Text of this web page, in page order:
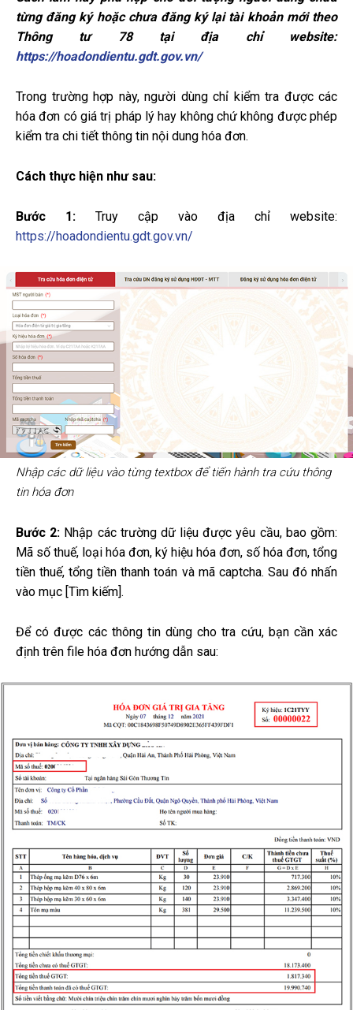
từng đăng ký hoặc chưa đăng ký lại tài khoản mới theo
Thông tư 78 tại địa chỉ website:
https://hoadondientu.gdt.gov.vn/
Trong trường hợp này, người dùng chỉ kiểm tra được các
hóa đơn có giá trị pháp lý hay không chứ không được phép
kiểm tra chi tiết thông tin nội dung hóa đơn.
Cách thực hiện như sau:
Bước 1: Truy cập vào địa chỉ website:
https://hoadondientu.gdt.gov.vn/
Nhập các dữ liệu vào từng textbox để tiến hành tra cứu thông
tin hóa đơn
Bước 2: Nhập các trường dữ liệu được yêu cầu, bao gồm:
Mã số thuế, loại hóa đơn, ký hiệu hóa đơn, số hóa đơn, tổng
tiền thuế, tổng tiền thanh toán và mã captcha. Sau đó nhấn
vào mục [Tìm kiếm].
Để có được các thông tin dùng cho tra cứu, bạn cần xác
định trên file hóa đơn hướng dẫn sau: